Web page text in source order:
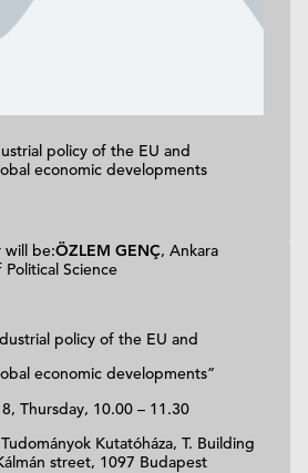
policy of the EU and
economic developments
will be:ÖZLEM GENÇ, Ankara
Science
policy of the EU and
economic developments”
Thursday, 10.00 – 11.30
Kutatóháza, T. Building
street, 1097 Budapest